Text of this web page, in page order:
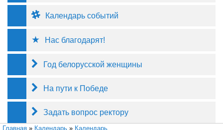
Календарь событий
Нас благодарят!
Год белорусской женщины
На пути к Победе
Задать вопрос ректору
Вы здесь
Главная » Календарь » Календарь